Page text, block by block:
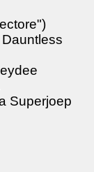
Superjoep